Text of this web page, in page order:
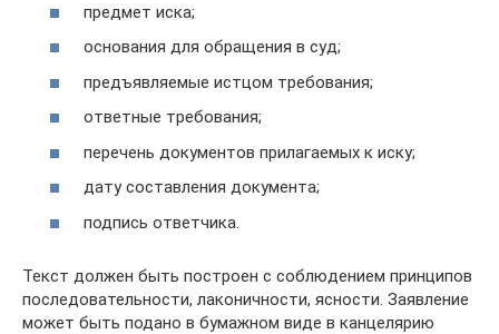
предмет иска;
основания для обращения в суд;
предъявляемые истцом требования;
ответные требования;
перечень документов прилагаемых к иску;
дату составления документа;
подпись ответчика.
Текст должен быть построен с соблюдением принципов
последовательности, лаконичности, ясности. Заявление
может быть подано в бумажном виде в канцелярию